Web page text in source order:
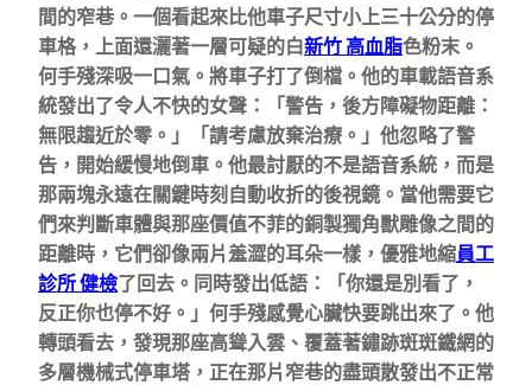
間的窄巷。一個看起來比他車子尺寸小上三十公分的停
車格，上面還灑著一層可疑的白新竹 高血脂色粉末。
何手殘深吸一口氣。將車子打了倒檔。他的車載語音系
統發出了令人不快的女聲：「警告，後方障礙物距離：
無限趨近於零。」「請考慮放棄治療。」他忽略了警
告，開始緩慢地倒車。他最討厭的不是語音系統，而是
那兩塊永遠在關鍵時刻自動收折的後視鏡。當他需要它
們來判斷車體與那座價值不菲的銅製獨角獸雕像之間的
距離時，它們卻像兩片羞澀的耳朵一樣，優雅地縮員工
診所 健檢了回去。同時發出低語：「你還是別看了，
反正你也停不好。」何手殘感覺心臟快要跳出來了。他
轉頭看去，發現那座高聳入雲、覆蓋著鏽跡斑斑鐵網的
多層機械式停車塔，正在那片窄巷的盡頭散發出不正常